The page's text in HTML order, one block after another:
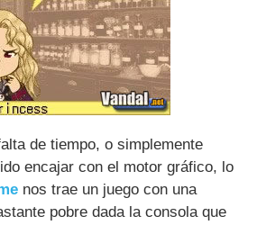
de tiempo, o simplemente
encajar con el motor gráfico, lo
nos trae un juego con una
pobre dada la consola que